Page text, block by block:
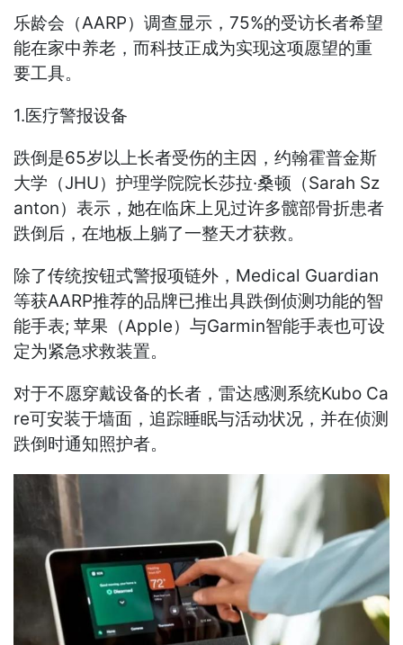
乐龄会（AARP）调查显示，75%的受访长者希望
能在家中养老，而科技正成为实现这项愿望的重
要工具。
1.医疗警报设备
跌倒是65岁以上长者受伤的主因，约翰霍普金斯
大学（JHU）护理学院院长莎拉·桑顿（Sarah Sz
anton）表示，她在临床上见过许多髋部骨折患者
跌倒后，在地板上躺了一整天才获救。
除了传统按钮式警报项链外，Medical Guardian
等获AARP推荐的品牌已推出具跌倒侦测功能的智
能手表; 苹果（Apple）与Garmin智能手表也可设
定为紧急求救装置。
对于不愿穿戴设备的长者，雷达感测系统Kubo Ca
re可安装于墙面，追踪睡眠与活动状况，并在侦测
跌倒时通知照护者。